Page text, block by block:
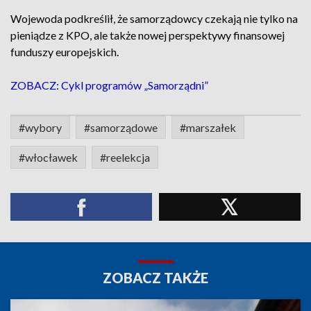
Wojewoda podkreślił, że samorządowcy czekają nie tylko na
pieniądze z KPO, ale także nowej perspektywy finansowej
funduszy europejskich.
ZOBACZ: Cykl programów „Samorządni”
#wybory #samorządowe #marszałek
#włocławek #reelekcja
ZOBACZ TAKŻE